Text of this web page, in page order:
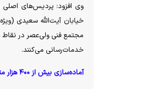
وی افزود: پردیس‌های
خیابان آیت‌الله سعیدی
خدمات‌رسانی می‌کنند.
آماده‌سازی بیش از ۴۰۰ هزار متر مربع فضای اسکان در ۱۵ استان